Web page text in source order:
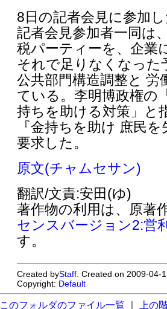
8日の記者会見に参加
記者会見参加者一同は
税パーティーを、企業
それで足りなくなった
公共部門構造調整と
ている。李明博政権の
持ちを助ける対策」と
『金持ちを助け 庶民
要求した。
原文(チャムセサン)
翻訳/文責:安田(ゆ)
著作物の利用は、原著
センスバージョン2:営
す。
Created byStaff . Created on 2009-
Copyright: Default
このフォルダのファイル一覧
上の